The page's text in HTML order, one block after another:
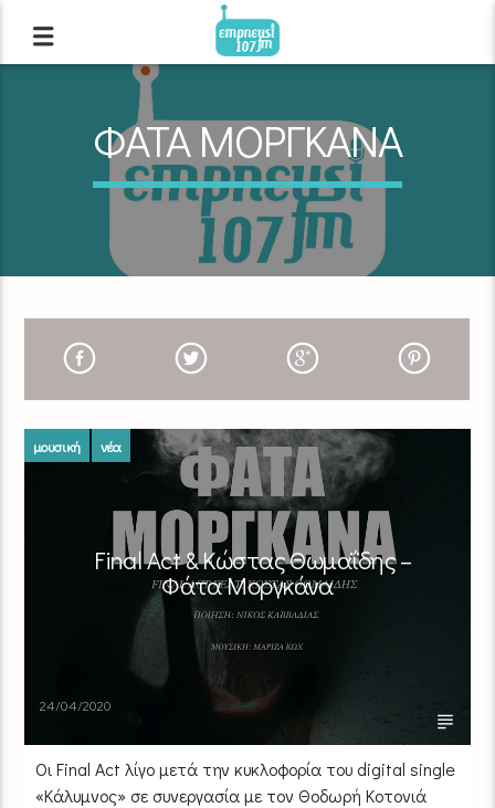
ΦΑΤΑ ΜΟΡΓΚΑΝΑ
μουσική νέα
Final Act & Κώστας Θωμαΐδης –
Φάτα Μοργκάνα
24/04/2020
Οι Final Act λίγο μετά την κυκλοφορία του digital single
«Κάλυμνος» σε συνεργασία με τον Θοδωρή Κοτονιά